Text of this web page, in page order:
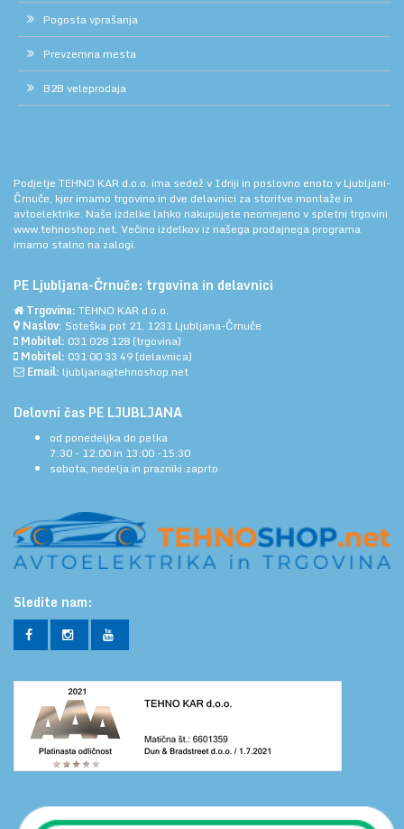
Pogosta vprašanja
Prevzemna mesta
B2B veleprodaja
Podjetje TEHNO KAR d.o.o. ima sedež v Idriji in poslovno enoto v Ljubljani-
Črnuče, kjer imamo trgovino in dve delavnici za storitve montaže in
avtoelektrike. Naše izdelke lahko nakupujete neomejeno v spletni trgovini
www.tehnoshop.net. Večino izdelkov iz našega prodajnega programa
imamo stalno na zalogi.
PE Ljubljana-Črnuče: trgovina in delavnici
Trgovina: TEHNO KAR d.o.o.
Naslov: Soteška pot 21, 1231 Ljubljana-Črnuče
Mobitel: 031 028 128 (trgovina)
Mobitel: 031 00 33 49 (delavnica)
Email: ljubljana@tehnoshop.net
Delovni čas PE LJUBLJANA
od ponedeljka do petka
7:30 - 12:00 in 13:00 -15:30
sobota, nedelja in prazniki:zaprto
Sledite nam: